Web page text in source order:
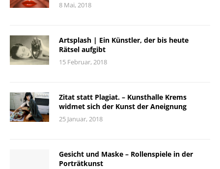
8 Mai, 2018
Artsplash | Ein Künstler, der bis heute
Rätsel aufgibt
15 Februar, 2018
Zitat statt Plagiat. – Kunsthalle Krems
widmet sich der Kunst der Aneignung
25 Januar, 2018
Gesicht und Maske – Rollenspiele in der
Porträtkunst